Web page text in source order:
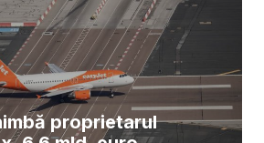
proprietarul